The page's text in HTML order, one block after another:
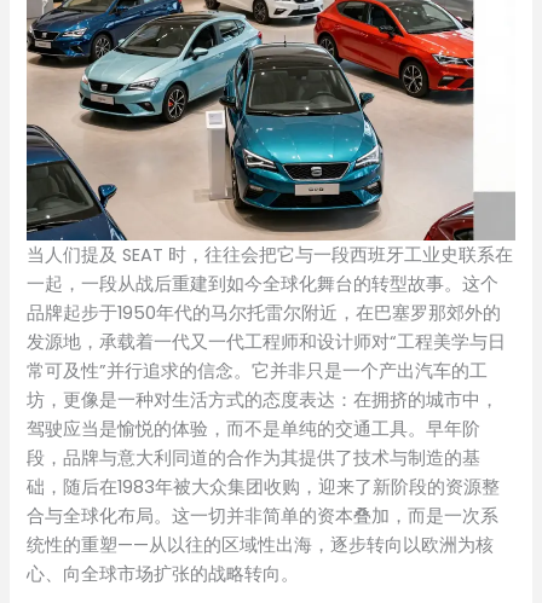
当人们提及 SEAT 时，往往会把它与一段西班牙工业史联系在
一起，一段从战后重建到如今全球化舞台的转型故事。这个
品牌起步于1950年代的马尔托雷尔附近，在巴塞罗那郊外的
发源地，承载着一代又一代工程师和设计师对“工程美学与日
常可及性”并行追求的信念。它并非只是一个产出汽车的工
坊，更像是一种对生活方式的态度表达：在拥挤的城市中，
驾驶应当是愉悦的体验，而不是单纯的交通工具。早年阶
段，品牌与意大利同道的合作为其提供了技术与制造的基
础，随后在1983年被大众集团收购，迎来了新阶段的资源整
合与全球化布局。这一切并非简单的资本叠加，而是一次系
统性的重塑——从以往的区域性出海，逐步转向以欧洲为核
心、向全球市场扩张的战略转向。